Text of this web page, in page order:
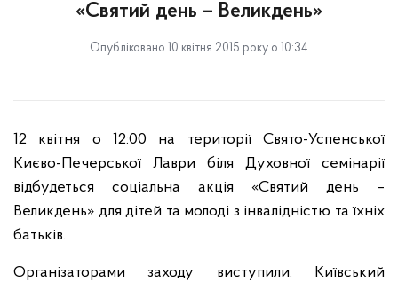
«Святий день – Великдень»
Опубліковано 10 квітня 2015 року о 10:34
12 квітня о 12:00 на території Свято-Успенської
Києво-Печерської Лаври біля Духовної семінарії
відбудеться соціальна акція «Святий день –
Великдень» для дітей та молоді з інвалідністю та їхніх
батьків.
Організаторами заходу виступили: Київський